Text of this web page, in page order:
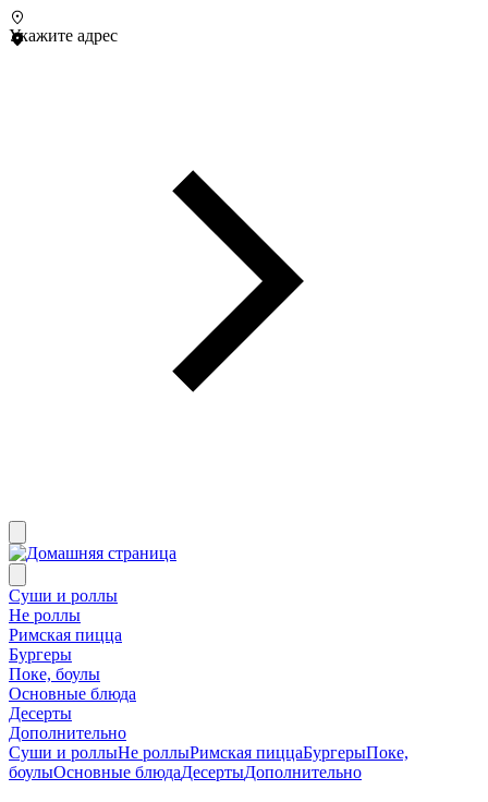
Укажите адрес
Суши и роллы
Не роллы
Римская пицца
Бургеры
Поке, боулы
Основные блюда
Десерты
Дополнительно
Суши и роллыНе роллыРимская пиццаБургерыПоке,
боулыОсновные блюдаДесертыДополнительно